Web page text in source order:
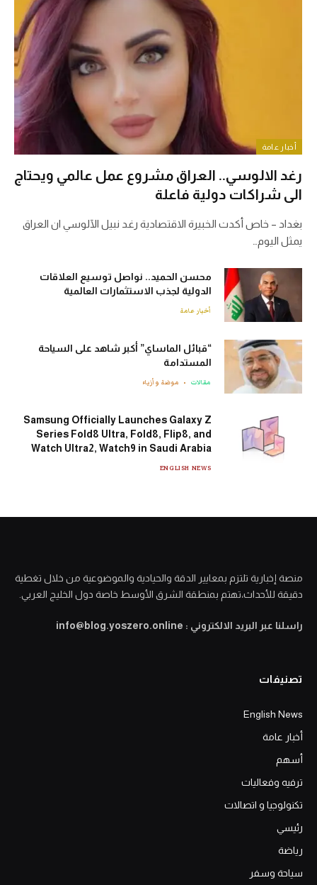
أخبار عامة
رغد الالوسي.. العراق مشروع عمل عالمي ويحتاج
الى شراكات دولية فاعلة
بغداد – خاص أكدت الخبيرة الاقتصادية رغد نبيل الآلوسي ان العراق
يمثل اليوم…
محسن الحميد.. نواصل توسيع العلاقات
الدولية لجذب الاستثمارات العالمية
أخبار عامة
“قبائل الماساي” أكبر شاهد على السياحة
المستدامة
مقالات موضة وأزياء
Samsung Officially Launches Galaxy Z
Series Fold8 Ultra, Fold8, Flip8, and
Watch Ultra2, Watch9 in Saudi Arabia
ENGLISH NEWS
منصة إخبارية تلتزم بمعايير الدقة والحيادية والموضوعية من خلال تغطية
دقيقة للأحداث،تهتم بمنطقة الشرق الأوسط خاصة دول الخليج العربي.
راسلنا عبر البريد الالكتروني : info@blog.yoszero.online
تصنيفات
English News
أخبار عامة
أسهم
ترفيه وفعاليات
تكنولوجيا و اتصالات
رئيسي
رياضة
سياحة وسفر